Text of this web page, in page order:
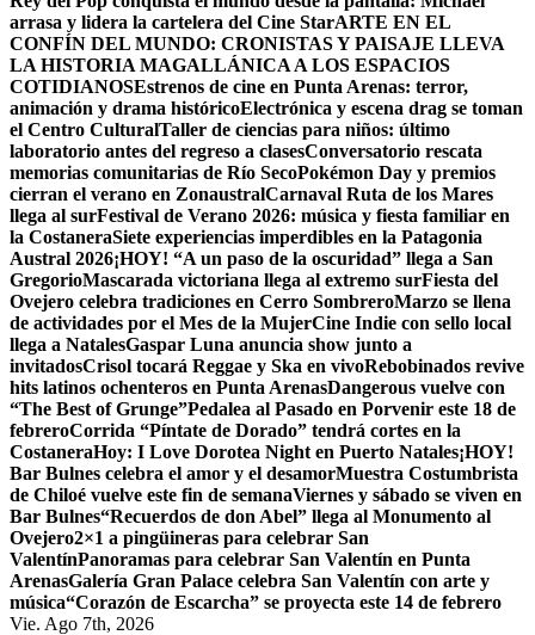
arrasa y lidera la cartelera del Cine StarARTE EN EL
CONFÍN DEL MUNDO: CRONISTAS Y PAISAJE LLEVA
LA HISTORIA MAGALLÁNICA A LOS ESPACIOS
COTIDIANOSEstrenos de cine en Punta Arenas: terror,
animación y drama históricoElectrónica y escena drag se toman
el Centro CulturalTaller de ciencias para niños: último
laboratorio antes del regreso a clasesConversatorio rescata
memorias comunitarias de Río SecoPokémon Day y premios
cierran el verano en ZonaustralCarnaval Ruta de los Mares
llega al surFestival de Verano 2026: música y fiesta familiar en
la CostaneraSiete experiencias imperdibles en la Patagonia
Austral 2026¡HOY! “A un paso de la oscuridad” llega a San
GregorioMascarada victoriana llega al extremo surFiesta del
Ovejero celebra tradiciones en Cerro SombreroMarzo se llena
de actividades por el Mes de la MujerCine Indie con sello local
llega a NatalesGaspar Luna anuncia show junto a
invitadosCrisol tocará Reggae y Ska en vivoRebobinados revive
hits latinos ochenteros en Punta ArenasDangerous vuelve con
“The Best of Grunge”Pedalea al Pasado en Porvenir este 18 de
febreroCorrida “Píntate de Dorado” tendrá cortes en la
CostaneraHoy: I Love Dorotea Night en Puerto Natales¡HOY!
Bar Bulnes celebra el amor y el desamorMuestra Costumbrista
de Chiloé vuelve este fin de semanaViernes y sábado se viven en
Bar Bulnes“Recuerdos de don Abel” llega al Monumento al
Ovejero2×1 a pingüineras para celebrar San
ValentínPanoramas para celebrar San Valentín en Punta
ArenasGalería Gran Palace celebra San Valentín con arte y
música“Corazón de Escarcha” se proyecta este 14 de febrero
Vie. Ago 7th, 2026